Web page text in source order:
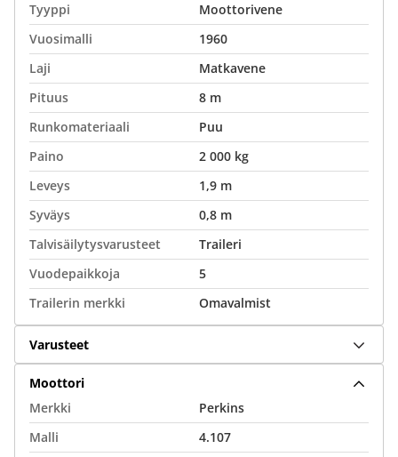
Tyyppi
Moottorivene
Vuosimalli
1960
Laji
Matkavene
Pituus
8 m
Runkomateriaali
Puu
Paino
2 000 kg
Leveys
1,9 m
Syväys
0,8 m
Talvisäilytysvarusteet
Traileri
Vuodepaikkoja
5
Trailerin merkki
Omavalmist
Varusteet
Moottori
Merkki
Perkins
Malli
4.107